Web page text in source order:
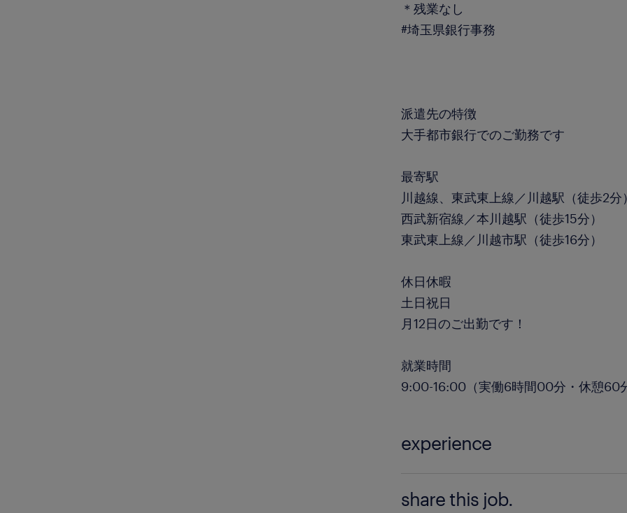
＊残業なし
#埼玉県銀行事務
派遣先の特徴
大手都市銀行でのご勤務です
最寄駅
川越線、東武東上線／川越駅（徒歩2分
西武新宿線／本川越駅（徒歩15分）
東武東上線／川越市駅（徒歩16分）
休日休暇
土日祝日
月12日のご出勤です！
就業時間
9:00-16:00（実働6時間00分・休憩60
experience
＊金融事務のご経験などは問いませ
share this job.